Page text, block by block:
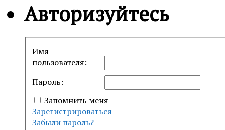
Авторизуйтесь
Имя
пользователя:
Пароль:
Запомнить меня
Зарегистрироваться
Забыли пароль?